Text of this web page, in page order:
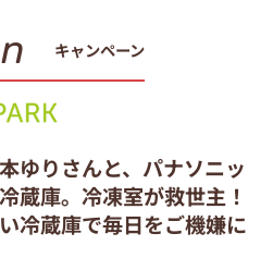
キャンペーン
ゆりさんと、パナソニッ
蔵庫。冷凍室が救世主！
冷蔵庫で毎日をご機嫌に